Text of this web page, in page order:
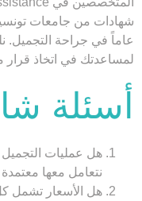
عاماً في جراحة التجميل.
لمساعدتك في اتخاذ قرار
أسئلة
هل عمليات
نتعامل معها معتمدة
هل الأسعار تشمل